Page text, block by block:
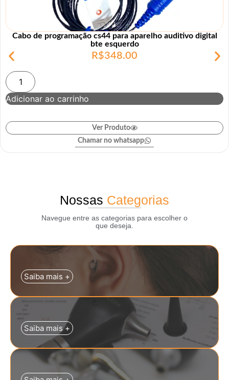
Cabo de programação cs44 para aparelho auditivo digital
bte esquerdo
R$348.00
Adicionar ao carrinho
Ver Produto
Chamar no whatsapp
Nossas Categorias
Navegue entre as categorias para escolher o
que deseja.
Saiba mais +
Saiba mais +